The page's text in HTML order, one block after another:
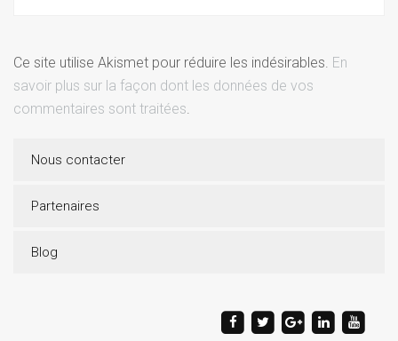
Ce site utilise Akismet pour réduire les indésirables. En
savoir plus sur la façon dont les données de vos
commentaires sont traitées.
Nous contacter
Partenaires
Blog